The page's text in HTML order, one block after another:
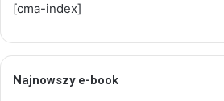
[cma-index]
Najnowszy e-book